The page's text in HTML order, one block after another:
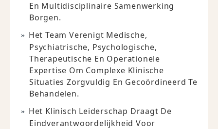
En Multidisciplinaire Samenwerking
Borgen.
Het Team Verenigt Medische,
Psychiatrische, Psychologische,
Therapeutische En Operationele
Expertise Om Complexe Klinische
Situaties Zorgvuldig En Gecoördineerd Te
Behandelen.
Het Klinisch Leiderschap Draagt De
Eindverantwoordelijkheid Voor